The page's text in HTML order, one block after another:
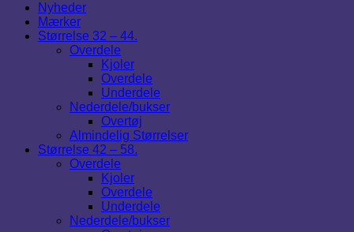
Nyheder
Mærker
Størrelse 32 – 44.
Overdele
Kjoler
Overdele
Underdele
Nederdele/bukser
Overtøj
Almindelig Størrelser
Størrelse 42 – 58.
Overdele
Kjoler
Overdele
Underdele
Nederdele/bukser